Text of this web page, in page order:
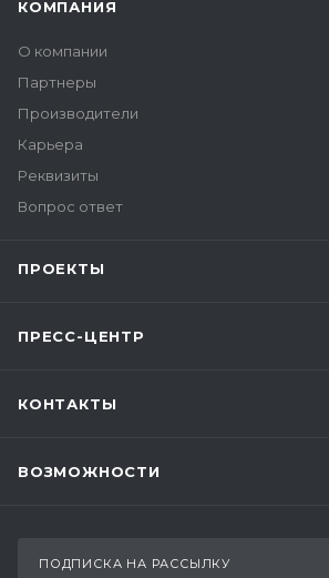
КОМПАНИЯ
О компании
Партнеры
Производители
Карьера
Реквизиты
Вопрос ответ
ПРОЕКТЫ
ПРЕСС-ЦЕНТР
КОНТАКТЫ
ВОЗМОЖНОСТИ
ПОДПИСКА НА РАССЫЛКУ